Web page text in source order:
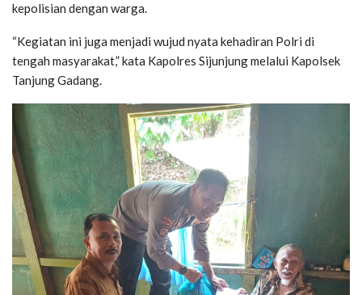
kepolisian dengan warga.
“Kegiatan ini juga menjadi wujud nyata kehadiran Polri di
tengah masyarakat,” kata Kapolres Sijunjung melalui Kapolsek
Tanjung Gadang.